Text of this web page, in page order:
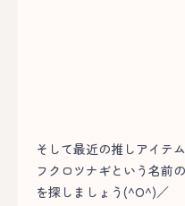
そして最近の推しアイテ
フクロツナギという名前
を探しましょう(^O^)／